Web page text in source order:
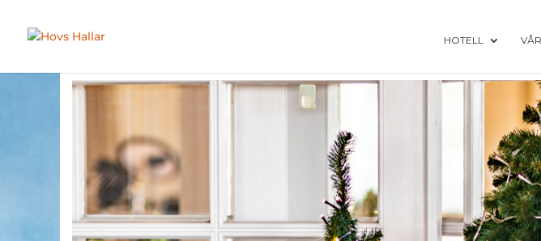
HOTELL